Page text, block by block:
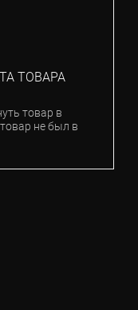
ТОВАРА
товар в
не был в